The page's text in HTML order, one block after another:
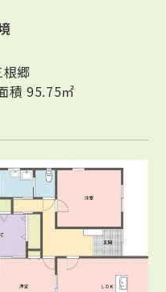
郷
積 95.75㎡